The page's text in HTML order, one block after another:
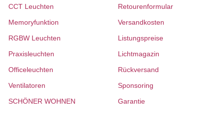
CCT Leuchten
Memoryfunktion
RGBW Leuchten
Praxisleuchten
Officeleuchten
Ventilatoren
SCHÖNER WOHNEN
Retourenformular
Versandkosten
Listungspreise
Lichtmagazin
Rückversand
Sponsoring
Garantie